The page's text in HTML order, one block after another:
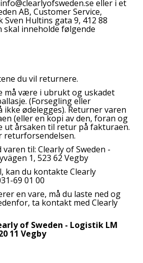
eller i et
AB, Customer Service,
Hultins gata 9, 412 88
skal inneholde følgende
du vil returnere.
må være i ubrukt og uskadet
(Forsegling eller
ikke ødelegges). Returner varen
(eller en kopi av den, foran og
ut årsaken til retur på fakturaen.
returforsendelsen.
varen til: Clearly of Sweden -
1, 523 62 Vegby
kan du kontakte Clearly
69 01 00
en vare, må du laste ned og
ta kontakt med Clearly
of Sweden - Logistik LM
11 Vegby